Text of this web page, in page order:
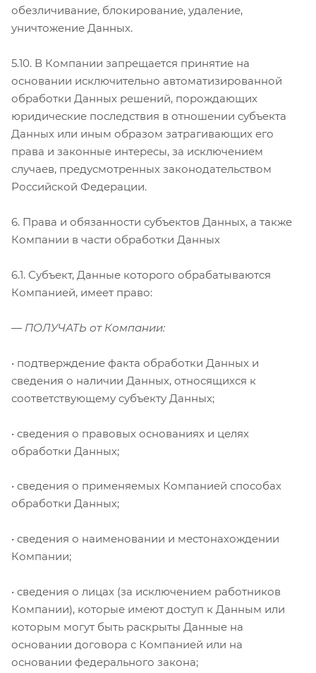
обезличивание, блокирование, удаление,
уничтожение Данных.
5.10. В Компании запрещается принятие на
основании исключительно автоматизированной
обработки Данных решений, порождающих
юридические последствия в отношении субъекта
Данных или иным образом затрагивающих его
права и законные интересы, за исключением
случаев, предусмотренных законодательством
Российской Федерации.
6. Права и обязанности субъектов Данных, а также
Компании в части обработки Данных
6.1. Субъект, Данные которого обрабатываются
Компанией, имеет право:
— ПОЛУЧАТЬ от Компании:
• подтверждение факта обработки Данных и
сведения о наличии Данных, относящихся к
соответствующему субъекту Данных;
• сведения о правовых основаниях и целях
обработки Данных;
• сведения о применяемых Компанией способах
обработки Данных;
• сведения о наименовании и местонахождении
Компании;
• сведения о лицах (за исключением работников
Компании), которые имеют доступ к Данным или
которым могут быть раскрыты Данные на
основании договора с Компанией или на
основании федерального закона;